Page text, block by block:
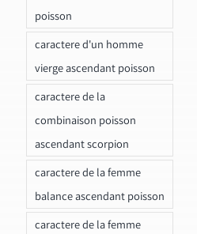
poisson
caractere d'un homme
vierge ascendant poisson
caractere de la
combinaison poisson
ascendant scorpion
caractere de la femme
balance ascendant poisson
caractere de la femme